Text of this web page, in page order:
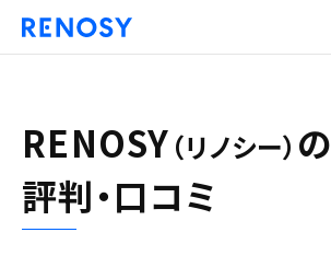
RENOSY （リノシー） の
評判・口コミ